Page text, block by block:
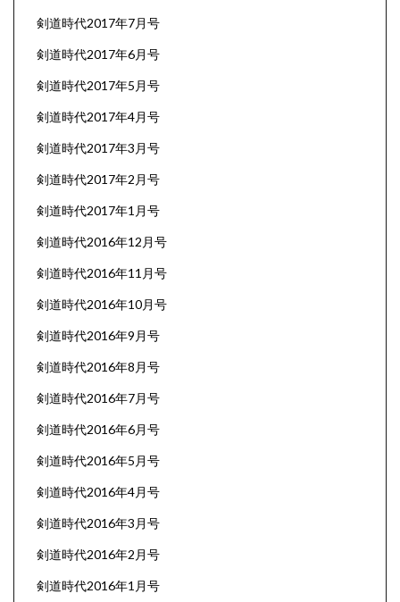
剣道時代2017年7月号
剣道時代2017年6月号
剣道時代2017年5月号
剣道時代2017年4月号
剣道時代2017年3月号
剣道時代2017年2月号
剣道時代2017年1月号
剣道時代2016年12月号
剣道時代2016年11月号
剣道時代2016年10月号
剣道時代2016年9月号
剣道時代2016年8月号
剣道時代2016年7月号
剣道時代2016年6月号
剣道時代2016年5月号
剣道時代2016年4月号
剣道時代2016年3月号
剣道時代2016年2月号
剣道時代2016年1月号